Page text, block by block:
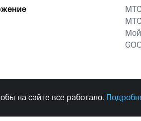
психотропных веществ, их
на сайте все работало.